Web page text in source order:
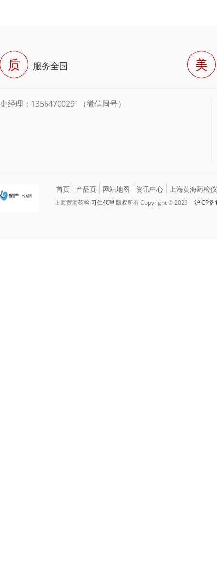
质 服务全国 美
史经理：13564700291（微信同号）
首页 产品页 网站地图 资讯中心 上海黄海药检
上海黄海药检 习仁代理 版权所有 Copyright © 2023 沪ICP